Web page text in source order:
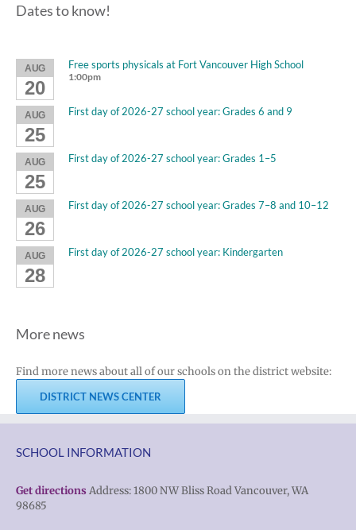
Dates to know!
AUG
20
Free sports physicals at Fort Vancouver High School
1:00pm
AUG
25
First day of 2026-27 school year: Grades 6 and 9
AUG
25
First day of 2026-27 school year: Grades 1–5
AUG
26
First day of 2026-27 school year: Grades 7–8 and 10–12
AUG
28
First day of 2026-27 school year: Kindergarten
More news
Find more news about all of our schools on the district website:
DISTRICT NEWS CENTER
SCHOOL INFORMATION
Get directions Address: 1800 NW Bliss Road Vancouver, WA
98685